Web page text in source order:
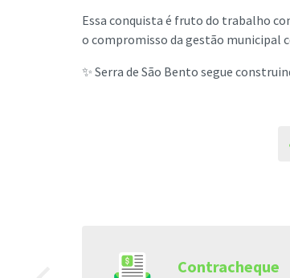
Essa conquista é fruto do trabalho
o compromisso da gestão municipal
✨ Serra de São Bento segue
Contracheque